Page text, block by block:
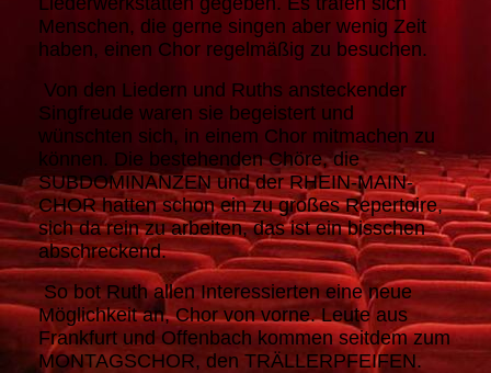
Menschen, die gerne singen aber wenig Zeit
haben, einen Chor regelmäßig zu besuchen.
Von den Liedern und Ruths ansteckender
Singfreude waren sie begeistert und
wünschten sich, in einem Chor mitmachen zu
können. Die bestehenden Chöre, die
SUBDOMINANZEN und der RHEIN-MAIN-
CHOR hatten schon ein zu großes Repertoire,
sich da rein zu arbeiten, das ist ein bisschen
abschreckend.
So bot Ruth allen Interessierten eine neue
Möglichkeit an, Chor von vorne. Leute aus
Frankfurt und Offenbach kommen seitdem zum
MONTAGSCHOR, den TRÄLLERPFEIFEN.